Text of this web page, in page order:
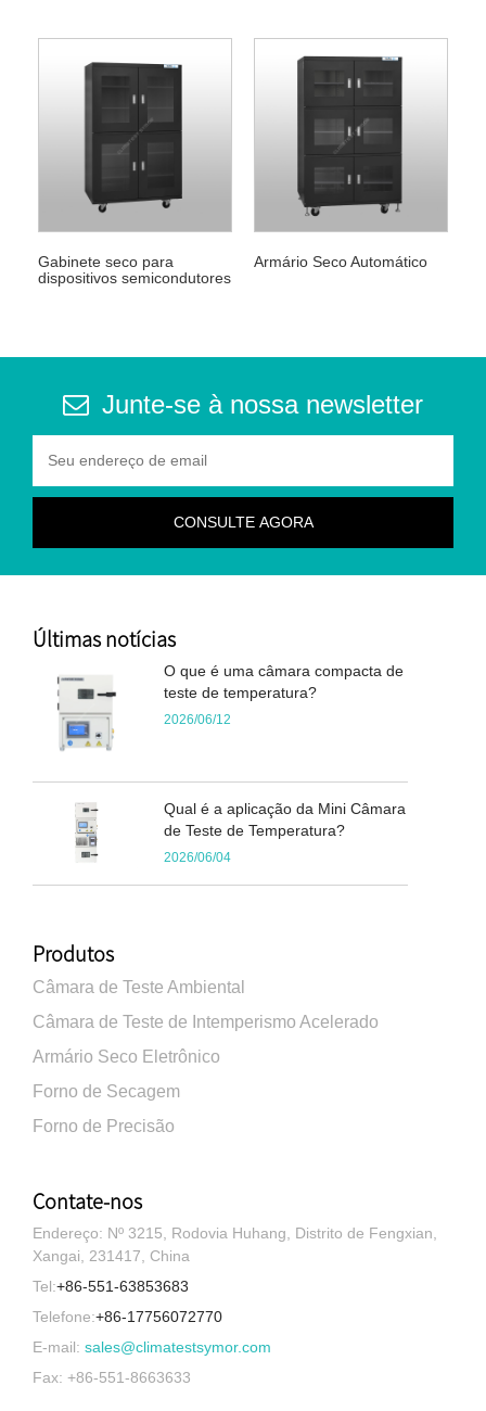
Gabinete seco para
dispositivos semicondutores
Armário Seco Automático
Junte-se à nossa newsletter
Últimas notícias
O que é uma câmara compacta de
teste de temperatura?
2026/06/12
Qual é a aplicação da Mini Câmara
de Teste de Temperatura?
2026/06/04
Produtos
Câmara de Teste Ambiental
Câmara de Teste de Intemperismo Acelerado
Armário Seco Eletrônico
Forno de Secagem
Forno de Precisão
Contate-nos
Endereço: Nº 3215, Rodovia Huhang, Distrito de Fengxian,
Xangai, 231417, China
Tel:+86-551-63853683
Telefone:+86-17756072770
E-mail: sales@climatestsymor.com
Fax: +86-551-8663633